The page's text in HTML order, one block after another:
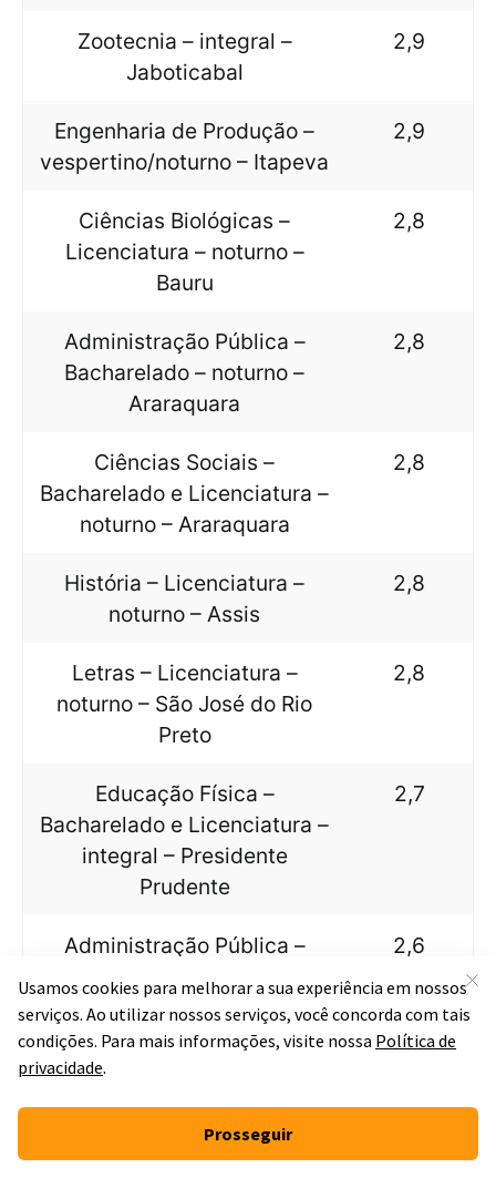
Zootecnia – integral –
Jaboticabal
2,9
Engenharia de Produção –
vespertino/noturno – Itapeva
2,9
Ciências Biológicas –
Licenciatura – noturno –
Bauru
2,8
Administração Pública –
Bacharelado – noturno –
Araraquara
2,8
Ciências Sociais –
Bacharelado e Licenciatura –
noturno – Araraquara
2,8
História – Licenciatura –
noturno – Assis
2,8
Letras – Licenciatura –
noturno – São José do Rio
Preto
2,8
Educação Física –
Bacharelado e Licenciatura –
integral – Presidente
Prudente
2,7
Administração Pública –
Bacharelado – integral –
Araraquara
2,6
Música – Bacharelado –
Sopros (Clarineta, Flauta,
Instrumento Antigo – Flauta